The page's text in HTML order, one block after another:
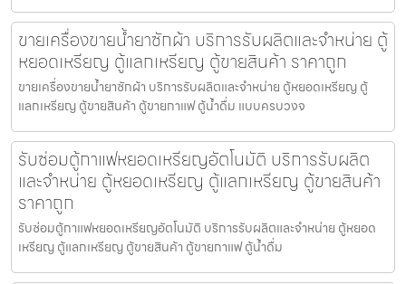
ขายเครื่องขายน้ำยาซักผ้า บริการรับผลิตและจำหน่าย ตู้
หยอดเหรียญ ตู้แลกเหรียญ ตู้ขายสินค้า ราคาถูก
ขายเครื่องขายน้ำยาซักผ้า บริการรับผลิตและจำหน่าย ตู้หยอดเหรียญ ตู้
แลกเหรียญ ตู้ขายสินค้า ตู้ขายกาแฟ ตู้น้ำดื่ม แบบครบวงจ
รับซ่อมตู้กาแฟหยอดเหรียญ​อัตโนมัติ บริการรับผลิต
และจำหน่าย ตู้หยอดเหรียญ ตู้แลกเหรียญ ตู้ขายสินค้า
ราคาถูก
รับซ่อมตู้กาแฟหยอดเหรียญ​อัตโนมัติ บริการรับผลิตและจำหน่าย ตู้หยอด
เหรียญ ตู้แลกเหรียญ ตู้ขายสินค้า ตู้ขายกาแฟ ตู้น้ำดื่ม